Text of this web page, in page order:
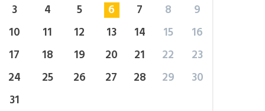
3
4 5 6 7 8
9
10
11 12 13 14 15
16
17
18 19 20 21 22
23
24
25 26 27 28 29
30
31
consectetuer
ligula